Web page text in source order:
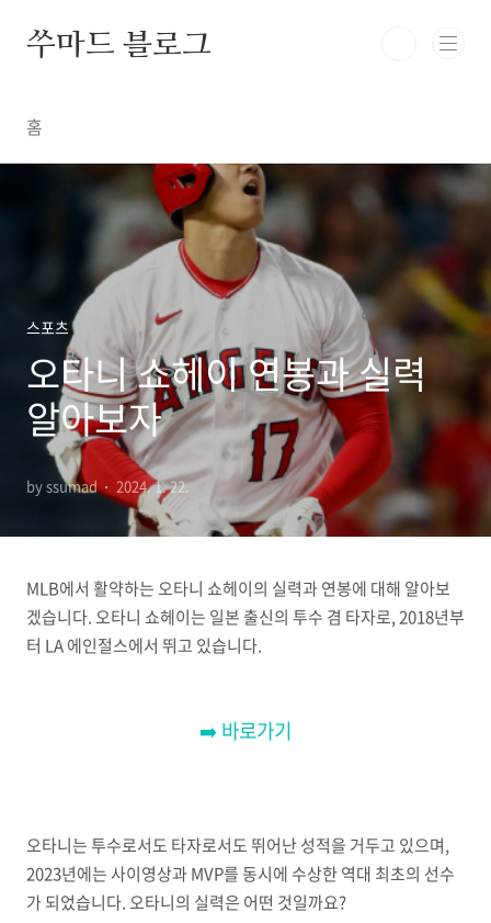
쑤마드 블로그
홈
스포츠
오타니 쇼헤이 연봉과 실력
알아보자
by ssumad 2024. 1. 22.
MLB에서 활약하는 오타니 쇼헤이의 실력과 연봉에 대해 알아보
겠습니다. 오타니 쇼헤이는 일본 출신의 투수 겸 타자로, 2018년부
터 LA 에인절스에서 뛰고 있습니다.
➡️ 바로가기
오타니는 투수로서도 타자로서도 뛰어난 성적을 거두고 있으며,
2023년에는 사이영상과 MVP를 동시에 수상한 역대 최초의 선수
가 되었습니다. 오타니의 실력은 어떤 것일까요?